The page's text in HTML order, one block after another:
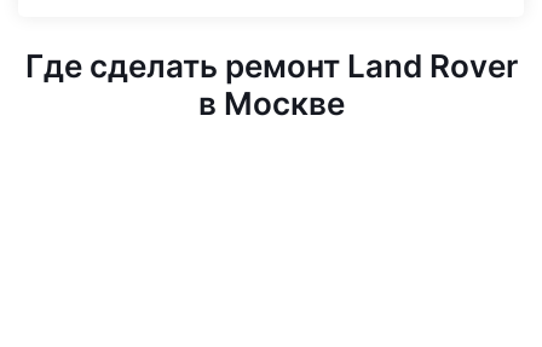
Где сделать ремонт Land Rover
в Москве